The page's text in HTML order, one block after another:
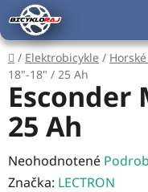
Prejsť
na
obsah
Domov
/ Elektrobicykle /
18"-18" / 25 Ah
Esconder
25 Ah
Priemerné
hodnotenie
Neohodnotené
Značka: LECTRON